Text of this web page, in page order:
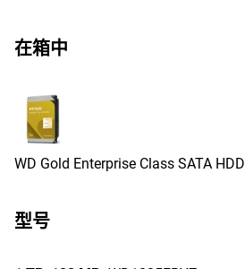
在箱中
WD Gold Enterprise Class SATA HDD
型号